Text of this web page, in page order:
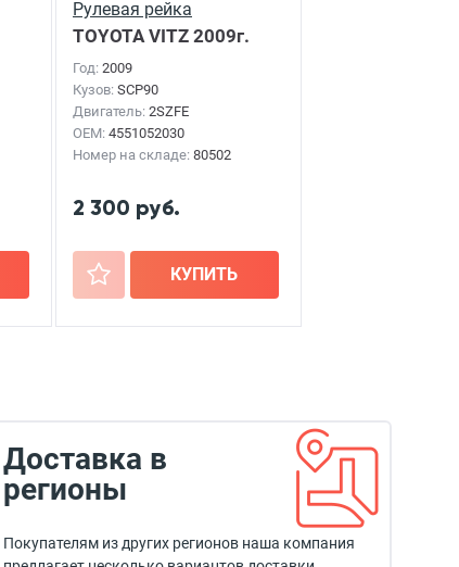
Рулевая рейка
TOYOTA VITZ 2009г.
Год: 2009
Кузов: SCP90
Двигатель: 2SZFE
OEM: 4551052030
Номер на складе: 80502
2 300 руб.
+ КУПИТЬ
Доставка в
регионы
Покупателям из других регионов наша компания